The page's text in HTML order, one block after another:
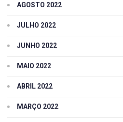
AGOSTO 2022
JULHO 2022
JUNHO 2022
MAIO 2022
ABRIL 2022
MARÇO 2022